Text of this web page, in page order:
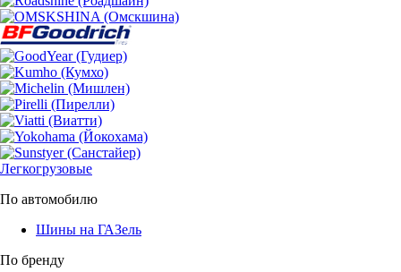
Легкогрузовые
По автомобилю
Шины на ГАЗель
По бренду